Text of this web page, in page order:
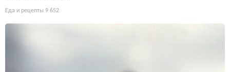
Еда и рецепты 9 652